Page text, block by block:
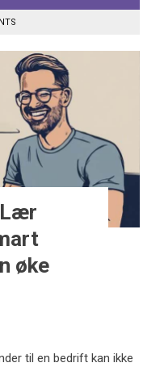
øke
til en bedrift kan ikke